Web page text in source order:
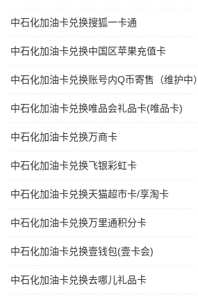
中石化加油卡兑换搜狐一卡通
中石化加油卡兑换中国区苹果充值卡
中石化加油卡兑换账号内Q币寄售（维护中）
中石化加油卡兑换唯品会礼品卡(唯品卡)
中石化加油卡兑换万商卡
中石化加油卡兑换飞银彩虹卡
中石化加油卡兑换天猫超市卡/享淘卡
中石化加油卡兑换万里通积分卡
中石化加油卡兑换壹钱包(壹卡会)
中石化加油卡兑换去哪儿礼品卡